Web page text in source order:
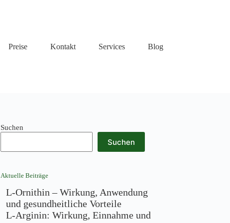
Preise Kontakt Services Blog
Suchen
Suchen
Aktuelle Beiträge
L-Ornithin – Wirkung, Anwendung
und gesundheitliche Vorteile
L-Arginin: Wirkung, Einnahme und